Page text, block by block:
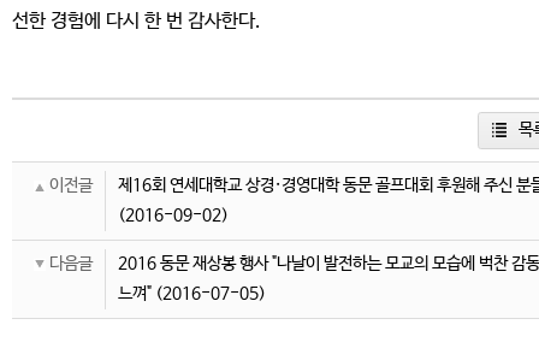
선한 경험에 다시 한 번 감사한다.
목
이전글
제16회 연세대학교 상경·경영대학 동문 골프대회 후원해 주신 분
(2016-09-02)
다음글
2016 동문 재상봉 행사 "나날이 발전하는 모교의 모습에 벅찬 감동
느껴" (2016-07-05)